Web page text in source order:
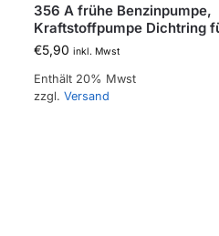
356 A frühe Benzinpumpe,
Kraftstoffpumpe Dichtring
€5,90 inkl. Mwst
Enthält 20% Mwst
zzgl.Versand